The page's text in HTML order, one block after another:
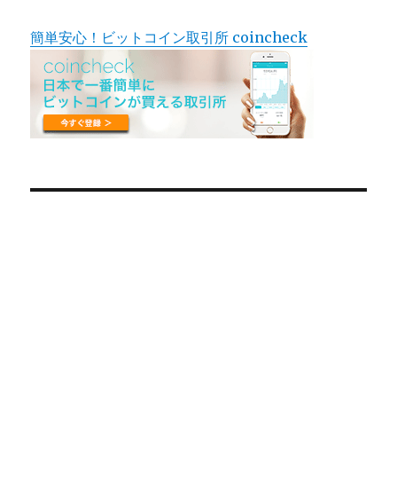
簡単安心！ビットコイン取引所 coincheck